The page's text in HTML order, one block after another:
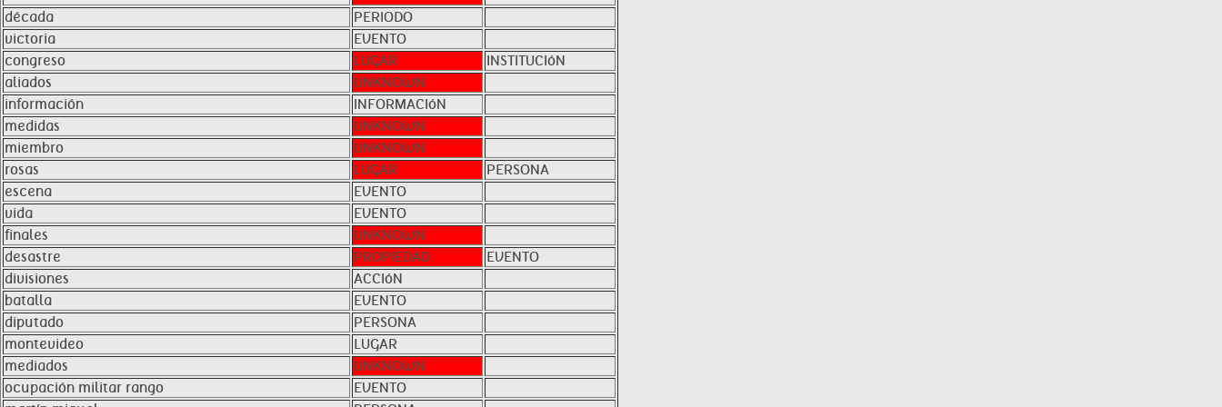
década
PERIODO
victoria
EVENTO
congreso
LUGAR
INSTITUCIóN
aliados
UNKNOWN
información
INFORMACIóN
medidas
UNKNOWN
miembro
UNKNOWN
rosas
LUGAR
PERSONA
escena
EVENTO
vida
EVENTO
finales
UNKNOWN
desastre
PROPIEDAD
EVENTO
divisiones
ACCIóN
batalla
EVENTO
diputado
PERSONA
montevideo
LUGAR
mediados
UNKNOWN
ocupación militar rango
EVENTO